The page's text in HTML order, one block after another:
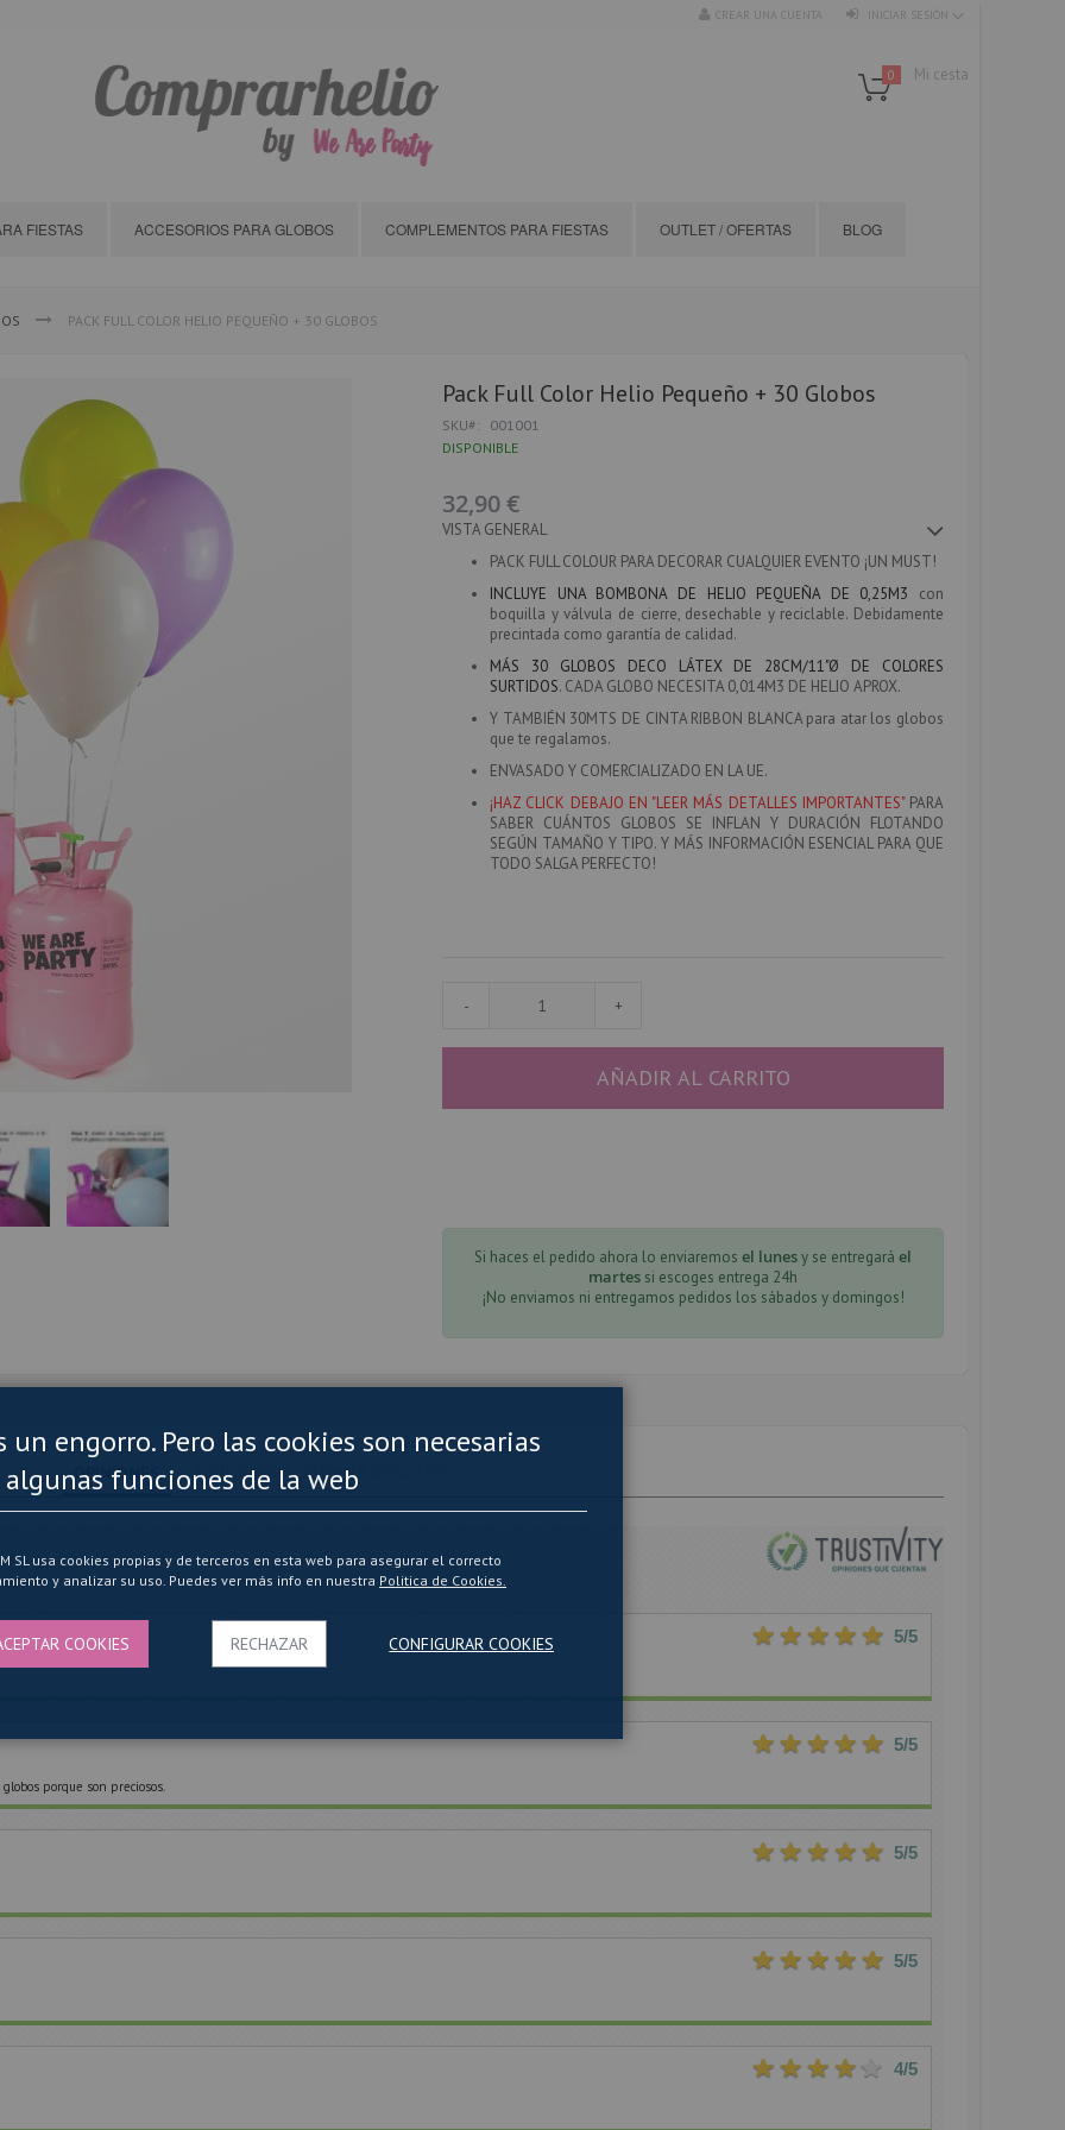
INICIAR SESIÓN
CREAR UNA CUENTA
Mi cesta
0
FIESTAS ACCESORIOS PARA GLOBOS COMPLEMENTOS PARA FIESTAS OUTLET / OFERTAS BLOG
PACK FULL COLOR HELIO PEQUEÑO + 30 GLOBOS
Pack Full Color Helio Pequeño + 30 Globos
SKU
001001
DISPONIBLE
32,90 €
VISTA GENERAL
PACK FULL COLOUR PARA DECORAR CUALQUIER EVENTO ¡UN MUST!
INCLUYE UNA BOMBONA DE HELIO PEQUEÑA DE 0,25M3 con
boquilla y válvula de cierre, desechable y reciclable. Debidamente
precintada como garantía de calidad.
MÁS 30 GLOBOS DECO LÁTEX DE 28CM/11"Ø DE COLORES
SURTIDOS. CADA GLOBO NECESITA 0,014M3 DE HELIO APROX.
Y TAMBIÉN 30MTS DE CINTA RIBBON BLANCApara atar los globos
que te regalamos.
ENVASADO Y COMERCIALIZADO EN LA UE.
¡HAZ CLICK DEBAJO EN "LEER MÁS DETALLES IMPORTANTES" PARA
SABER CUÁNTOS GLOBOS SE INFLAN Y DURACIÓN FLOTANDO
SEGÚN TAMAÑO Y TIPO. Y MÁS INFORMACIÓN ESENCIAL PARA QUE
TODO SALGA PERFECTO!
- +
AÑADIR AL CARRITO
Si haces el pedido ahora lo enviaremosel lunesy se entregaráel
martes si escoges entrega 24h
¡No enviamos ni entregamos pedidos los sábados y domingos!
OPINIONES
5/5
5/5
porque son preciosos.
5/5
5/5
4/5
AQUÍ PUEDES LEER MÁS DETALLES2
un engorro. Pero las cookies son necesarias
algunas funciones de la web
SL usa cookies propias y de terceros en esta web para asegurar el correcto
y analizar su uso. Puedes ver más info en nuestra Politica de Cookies.
COOKIES RECHAZAR CONFIGURAR COOKIES